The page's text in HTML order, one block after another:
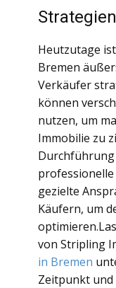
Heutzutage
Bremen
Verkäufer
können
nutzen, um
Immobilie zu
gezielte
Käufern, um
von Stripling
in Bremen
Zeitpunkt und